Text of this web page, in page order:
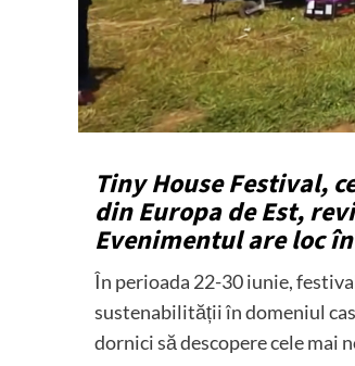
Tiny House Festival,
din Europa de Est,
Evenimentul are loc
În perioada 22-30 iunie,
sustenabilității în domeniul
dornici să descopere cele mai